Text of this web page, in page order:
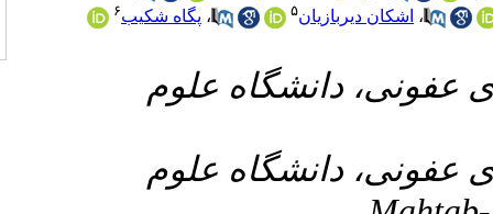
۵ ،پگاه شکیب ۶
علوم
علوم